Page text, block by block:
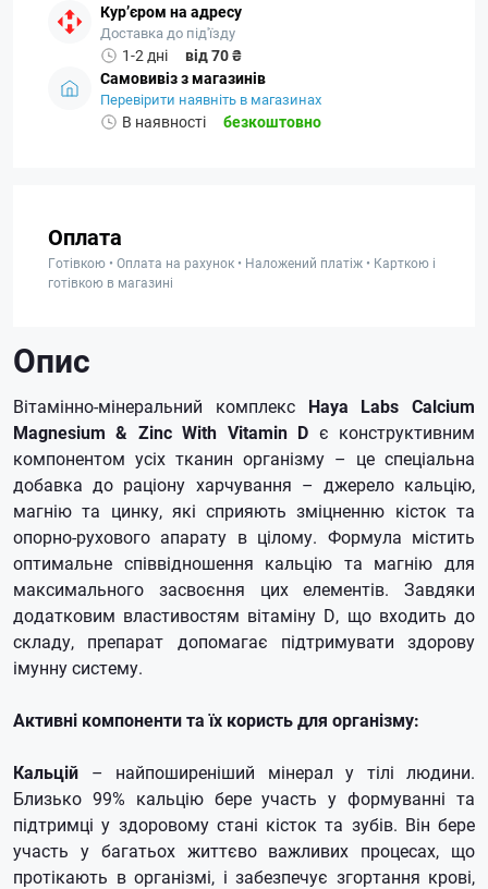
Кур’єром на адресу
Доставка до під'їзду
1-2 дні
від 70 ₴
Самовивіз з магазинів
Перевірити наявніть в магазинах
В наявності безкоштовно
Оплата
Готівкою • Оплата на рахунок • Наложений платіж • Карткою і
готівкою в магазині
Опис
Вітамінно-мінеральний комплекс Haya Labs Calcium
Magnesium & Zinc With Vitamin D є конструктивним
компонентом усіх тканин організму – це спеціальна
добавка до раціону харчування – джерело кальцію,
магнію та цинку, які сприяють зміцненню кісток та
опорно-рухового апарату в цілому. Формула містить
оптимальне співвідношення кальцію та магнію для
максимального засвоєння цих елементів. Завдяки
додатковим властивостям вітаміну D, що входить до
складу, препарат допомагає підтримувати здорову
імунну систему.
Активні компоненти та їх користь для організму:
Кальцій – найпоширеніший мінерал у тілі людини.
Близько 99% кальцію бере участь у формуванні та
підтримці у здоровому стані кісток та зубів. Він бере
участь у багатьох життєво важливих процесах, що
протікають в організмі, і забезпечує згортання крові,